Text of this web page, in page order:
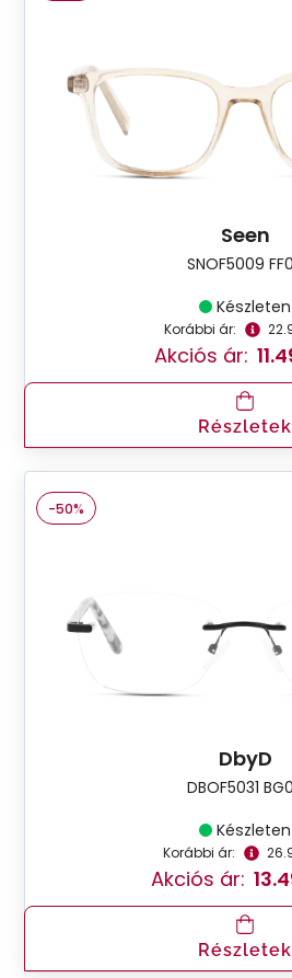
Seen
SNOF5009
Készleten
Korábbi ár:
Akciós ár:
Részletek
-50%
DbyD
DBOF5031
Készleten
Korábbi ár:
Akciós ár:
Részletek